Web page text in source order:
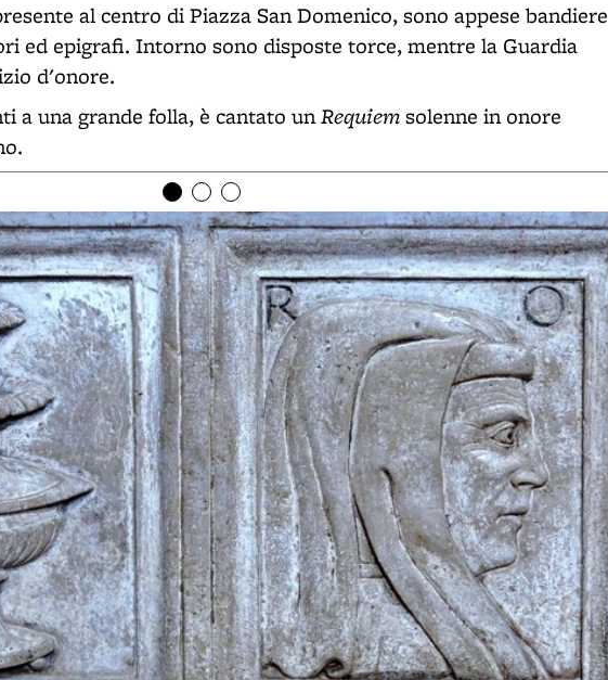
al centro di Piazza San Domenico, sono appese bandiere
ed epigrafi. Intorno sono disposte torce, mentre la Guardia
d'onore.
a una grande folla, è cantato unRequiemsolenne in onore